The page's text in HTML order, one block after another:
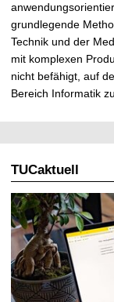
grundlegende
Technik und der
mit komplexen
nicht befähigt, auf
Bereich Informatik
TUCaktuell